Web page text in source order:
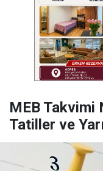
MEB Takvimi
Tatiller ve